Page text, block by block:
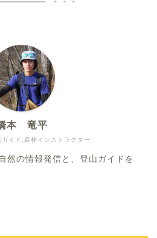
イド,森林インストラクター
本 竜平
然の情報発信と、登山ガイドを